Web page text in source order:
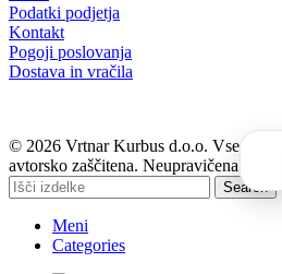
Podatki podjetja
Kontakt
Pogoji poslovanja
Dostava in vračila
© 2026 Vrtnar Kurbus d.o.o. Vse
avtorsko zaščitena. Neupravičena
Search
Meni
Categories